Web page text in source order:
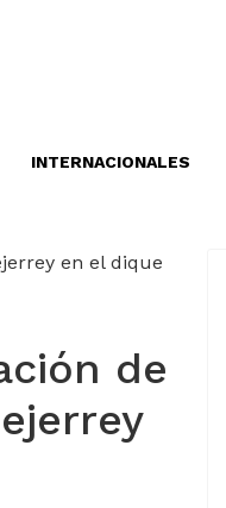
INTERNACIONALES
de